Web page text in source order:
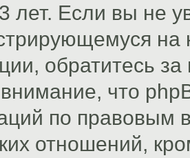
лет. Если вы не
обратитесь
что
по правовым
отношений,